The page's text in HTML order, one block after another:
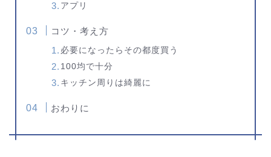
アプリ
コツ・考え方
必要になったらその都度買う
100均で十分
キッチン周りは綺麗に
おわりに